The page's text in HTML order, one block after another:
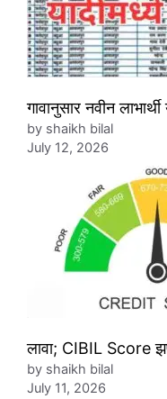
गावानुसार नवीन
by shaikh bilal
July 12, 2026
लावा; CIBIL Score
by shaikh bilal
July 11, 2026